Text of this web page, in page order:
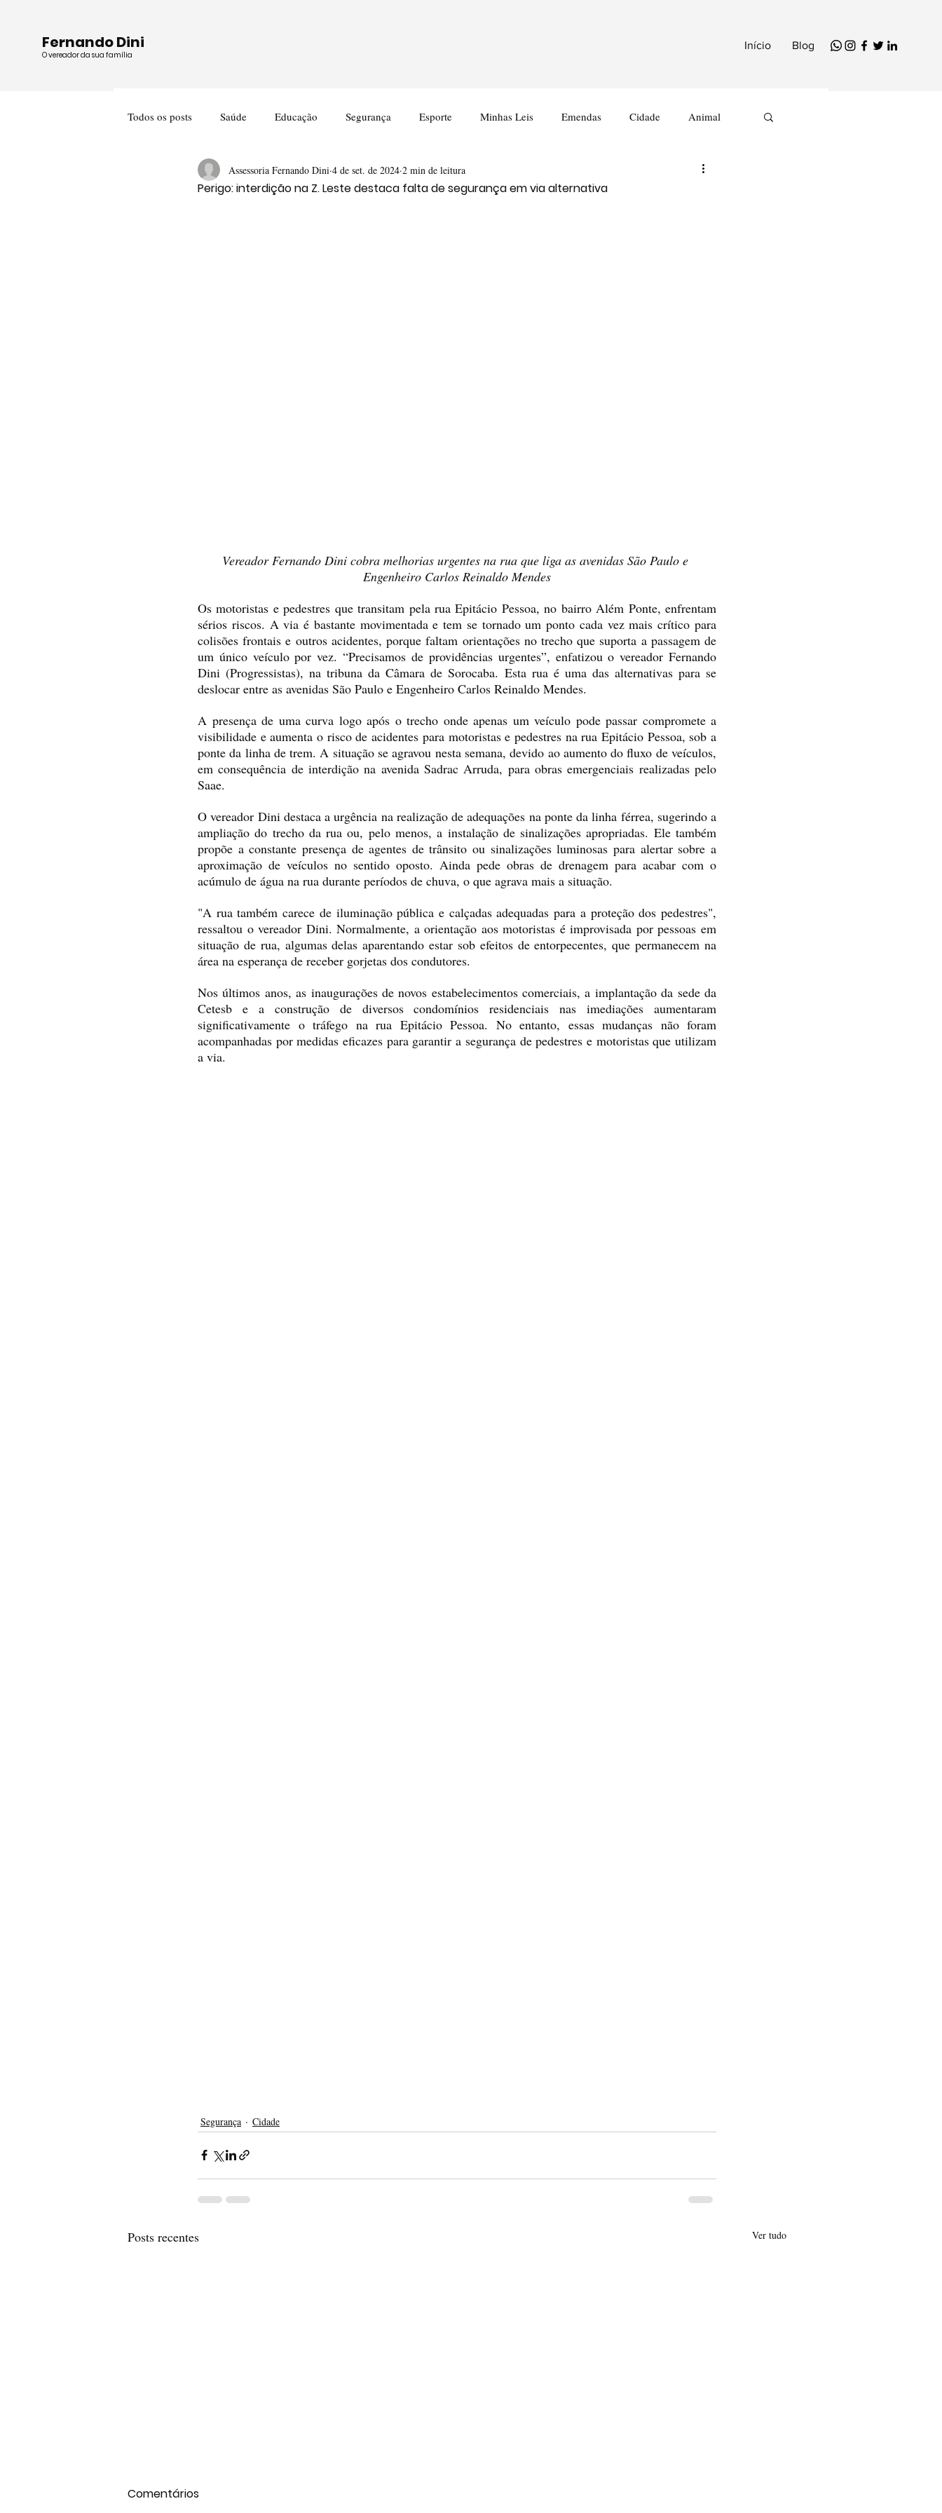
Fernando Dini
O vereador da sua família
Início Blog
Todos os posts Saúde Educação Segurança Esporte Minhas Leis Emendas Cidade Animal
Meio Ambiente
Perigo: interdição na Z. Leste destaca falta de segurança em via alternativa
Assessoria Fernando Dini 4 de set. de 2024 2 min de leitura
Vereador Fernando Dini cobra melhorias urgentes na rua que liga as avenidas São Paulo e
Engenheiro Carlos Reinaldo Mendes
Os motoristas e pedestres que transitam pela rua Epitácio Pessoa, no bairro Além Ponte, enfrentam
sérios riscos. A via é bastante movimentada e tem se tornado um ponto cada vez mais crítico para
colisões frontais e outros acidentes, porque faltam orientações no trecho que suporta a passagem de
um único veículo por vez. “Precisamos de providências urgentes”, enfatizou o vereador Fernando
Dini (Progressistas), na tribuna da Câmara de Sorocaba. Esta rua é uma das alternativas para se
deslocar entre as avenidas São Paulo e Engenheiro Carlos Reinaldo Mendes.
A presença de uma curva logo após o trecho onde apenas um veículo pode passar compromete a
visibilidade e aumenta o risco de acidentes para motoristas e pedestres na rua Epitácio Pessoa, sob a
ponte da linha de trem. A situação se agravou nesta semana, devido ao aumento do fluxo de veículos,
em consequência de interdição na avenida Sadrac Arruda, para obras emergenciais realizadas pelo
Saae.
O vereador Dini destaca a urgência na realização de adequações na ponte da linha férrea, sugerindo a
ampliação do trecho da rua ou, pelo menos, a instalação de sinalizações apropriadas. Ele também
propõe a constante presença de agentes de trânsito ou sinalizações luminosas para alertar sobre a
aproximação de veículos no sentido oposto. Ainda pede obras de drenagem para acabar com o
acúmulo de água na rua durante períodos de chuva, o que agrava mais a situação.
"A rua também carece de iluminação pública e calçadas adequadas para a proteção dos pedestres",
ressaltou o vereador Dini. Normalmente, a orientação aos motoristas é improvisada por pessoas em
situação de rua, algumas delas aparentando estar sob efeitos de entorpecentes, que permanecem na
área na esperança de receber gorjetas dos condutores.
Nos últimos anos, as inaugurações de novos estabelecimentos comerciais, a implantação da sede da
Cetesb e a construção de diversos condomínios residenciais nas imediações aumentaram
significativamente o tráfego na rua Epitácio Pessoa. No entanto, essas mudanças não foram
acompanhadas por medidas eficazes para garantir a segurança de pedestres e motoristas que utilizam
a via.
Segurança Cidade
Posts recentes Ver tudo
Comentários